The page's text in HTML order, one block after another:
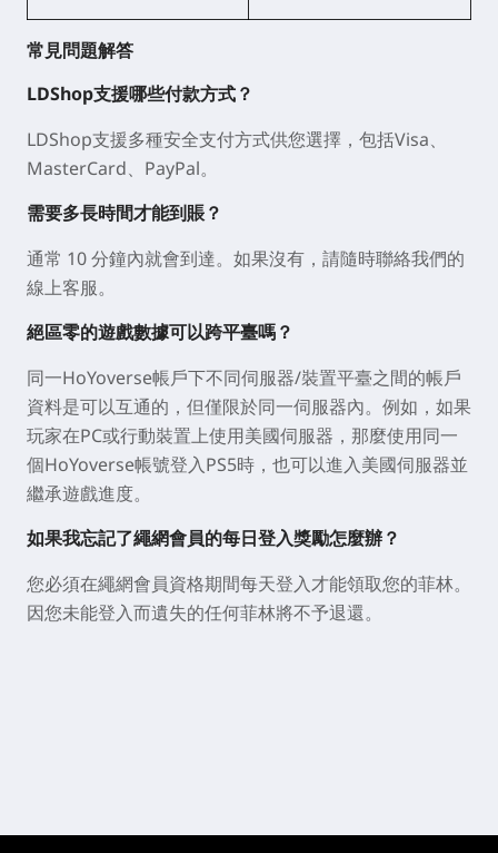
常見問題解答
LDShop支援哪些付款方式？
LDShop支援多種安全支付方式供您選擇，包括Visa、
MasterCard、PayPal。
需要多長時間才能到賬？
通常 10 分鐘內就會到達。如果沒有，請隨時聯絡我們的
線上客服。
絕區零的遊戲數據可以跨平臺嗎？
同一HoYoverse帳戶下不同伺服器/裝置平臺之間的帳戶
資料是可以互通的，但僅限於同一伺服器內。例如，如果
玩家在PC或行動裝置上使用美國伺服器，那麼使用同一
個HoYoverse帳號登入PS5時，也可以進入美國伺服器並
繼承遊戲進度。
如果我忘記了繩網會員的每日登入獎勵怎麼辦？
您必須在繩網會員資格期間每天登入才能領取您的菲林。
因您未能登入而遺失的任何菲林將不予退還。